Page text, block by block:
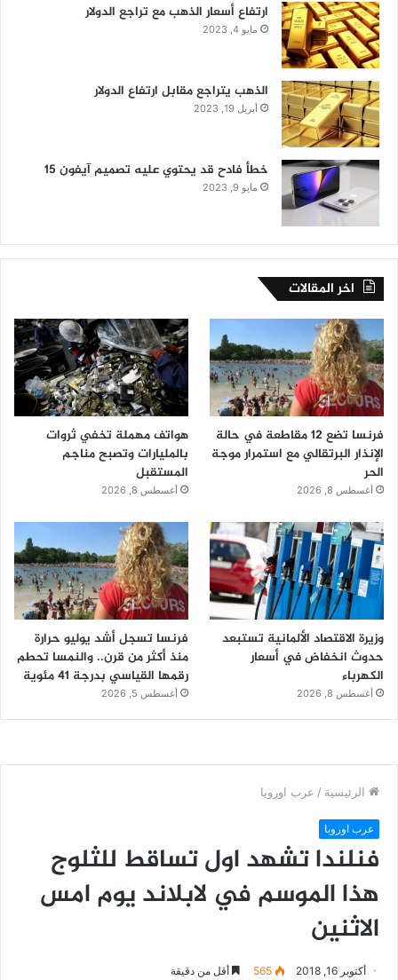
ارتفاع أسعار الذهب مع تراجع الدولار
مايو 4, 2023
الذهب يتراجع مقابل ارتفاع الدولار
أبريل 19, 2023
خطأ فادح قد يحتوي عليه تصميم آيفون 15
مايو 9, 2023
اخر المقالات
فرنسا تضع 12 مقاطعة في حالة
الإنذار البرتقالي مع استمرار موجة
الحر
أغسطس 8, 2026
هواتف مهملة تخفي ثروات
بالمليارات وتصبح مناجم
المستقبل
أغسطس 8, 2026
وزيرة الاقتصاد الألمانية تستبعد
حدوث انخفاض في أسعار
الكهرباء
أغسطس 8, 2026
فرنسا تسجل أشد يوليو حرارة
منذ أكثر من قرن.. والنمسا تحطم
رقمها القياسي بدرجة 41 مئوية
أغسطس 5, 2026